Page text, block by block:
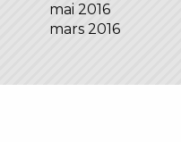
mai 2016
mars 2016